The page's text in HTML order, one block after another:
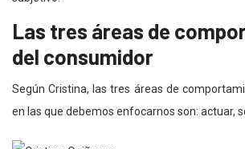
Las tres áreas de
del consumidor
Según Cristina, las tres áreas de
en las que debemos enfocarnos son: actuar,